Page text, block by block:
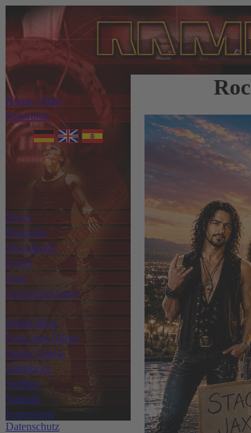
Home / Start
Fanartikel
News
Biografie
Discografie
Lyrics
Tour
Auszeichnungen
Musik Blog
Fotos und Bilder
Online Spiele
Gästebuch
Surftips
Statistik
Impressum
Datenschutz